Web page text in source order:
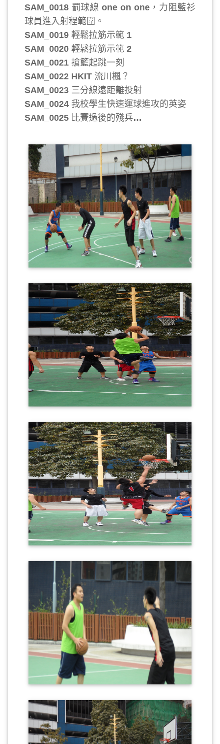
SAM_0018 罰球線 one on one，力阻藍衫
球員進入射程範圍。
SAM_0019 輕鬆拉筋示範 1
SAM_0020 輕鬆拉筋示範 2
SAM_0021 搶籃起跳一刻
SAM_0022 HKIT 流川楓？
SAM_0023 三分線遠距離投射
SAM_0024 我校學生快速運球進攻的英姿
SAM_0025 比賽過後的殘兵…